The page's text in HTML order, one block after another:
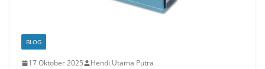
BLOG
17 Oktober 2025 Hendi Utama Putra